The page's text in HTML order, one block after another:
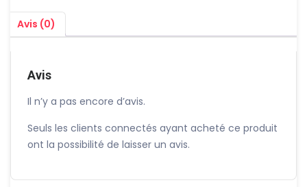
Ligne
RJ11
6P
Boite
Avis (0)
Avis
Il n’y a pas encore d’avis.
Seuls les clients connectés ayant acheté ce produit
ont la possibilité de laisser un avis.